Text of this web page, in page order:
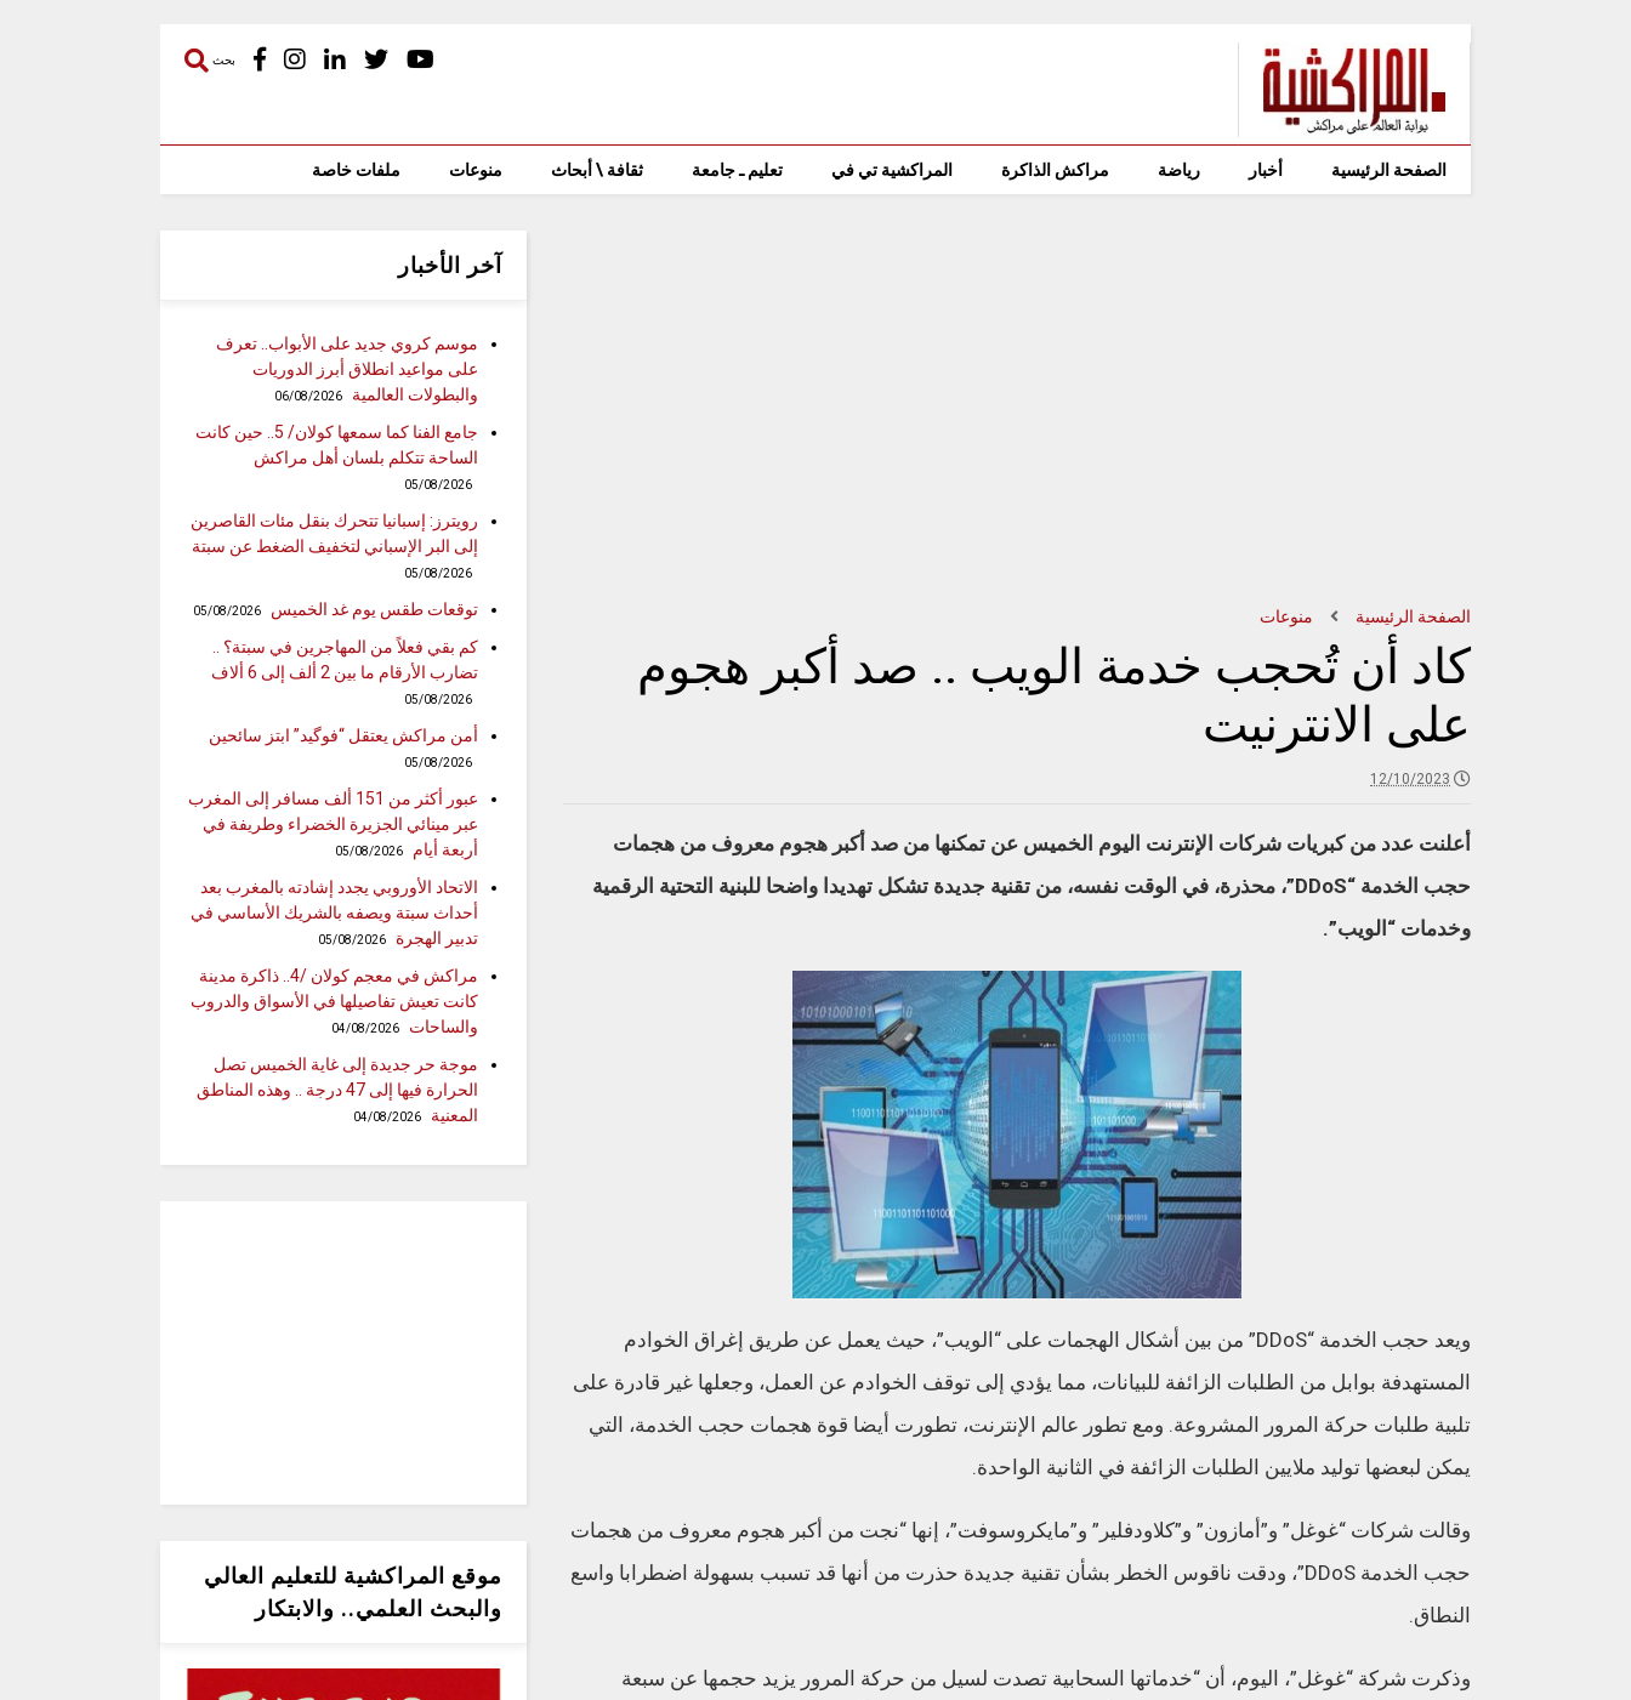
بحث
الصفحة الرئيسية أخبار رياضة مراكش الذاكرة المراكشية تي في تعليم ـ جامعة ثقافة \ أبحاث منوعات ملفات خاصة
الصفحة الرئيسية منوعات
كاد أن تُحجب خدمة الويب .. صد أكبر هجوم
على الانترنيت
12/10/2023
أعلنت عدد من كبريات شركات الإنترنت اليوم الخميس عن تمكنها من صد أكبر هجوم معروف من هجمات
حجب الخدمة “DDoS”، محذرة، في الوقت نفسه، من تقنية جديدة تشكل تهديدا واضحا للبنية التحتية الرقمية
وخدمات “الويب”.
ويعد حجب الخدمة “DDoS” من بين أشكال الهجمات على “الويب”، حيث يعمل عن طريق إغراق الخوادم
المستهدفة بوابل من الطلبات الزائفة للبيانات، مما يؤدي إلى توقف الخوادم عن العمل، وجعلها غير قادرة على
تلبية طلبات حركة المرور المشروعة. ومع تطور عالم الإنترنت، تطورت أيضا قوة هجمات حجب الخدمة، التي
يمكن لبعضها توليد ملايين الطلبات الزائفة في الثانية الواحدة.
وقالت شركات “غوغل” و”أمازون” و”كلاودفلير” و”مايكروسوفت”، إنها “نجت من أكبر هجوم معروف من هجمات
حجب الخدمة DDoS”، ودقت ناقوس الخطر بشأن تقنية جديدة حذرت من أنها قد تسبب بسهولة اضطرابا واسع
النطاق.
وذكرت شركة “غوغل”، اليوم، أن “خدماتها السحابية تصدت لسيل من حركة المرور يزيد حجمها عن سبعة
آخر الأخبار
موسم كروي جديد على الأبواب.. تعرف
على مواعيد انطلاق أبرز الدوريات
والبطولات العالمية
06/08/2026
جامع الفنا كما سمعها كولان/ 5.. حين كانت
الساحة تتكلم بلسان أهل مراكش
05/08/2026
رويترز: إسبانيا تتحرك بنقل مئات القاصرين
إلى البر الإسباني لتخفيف الضغط عن سبتة
05/08/2026
توقعات طقس يوم غد الخميس 05/08/2026
كم بقي فعلاً من المهاجرين في سبتة؟ ..
تضارب الأرقام ما بين 2 ألف إلى 6 ألاف
05/08/2026
أمن مراكش يعتقل “فوگيد” ابتز سائحين
05/08/2026
عبور أكثر من 151 ألف مسافر إلى المغرب
عبر مينائي الجزيرة الخضراء وطريفة في
أربعة أيام
05/08/2026
الاتحاد الأوروبي يجدد إشادته بالمغرب بعد
أحداث سبتة ويصفه بالشريك الأساسي في
تدبير الهجرة
05/08/2026
مراكش في معجم كولان /4.. ذاكرة مدينة
كانت تعيش تفاصيلها في الأسواق والدروب
والساحات
04/08/2026
موجة حر جديدة إلى غاية الخميس تصل
الحرارة فيها إلى 47 درجة .. وهذه المناطق
المعنية
04/08/2026
موقع المراكشية للتعليم العالي
والبحث العلمي.. والابتكار